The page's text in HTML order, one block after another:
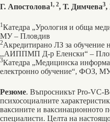
Г. Апостолова1, 2, Т. Димчева3,
1Катедра „Урология и обща
МУ – Пловдив
2Акредитирано ЛЗ за обучение
,,АИППМП Д-р Еленски“ ‒
3Катедра „Медицинска
електронно обучение“, ФОЗ,
Резюме. Въпросникът Pro-VC-
психосоциалните
ваксините и ваксинационното
специалисти. Целта на